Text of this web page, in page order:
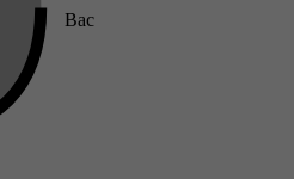
Bac